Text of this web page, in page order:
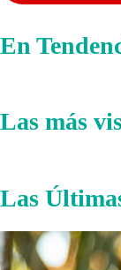
En
Las más
Las